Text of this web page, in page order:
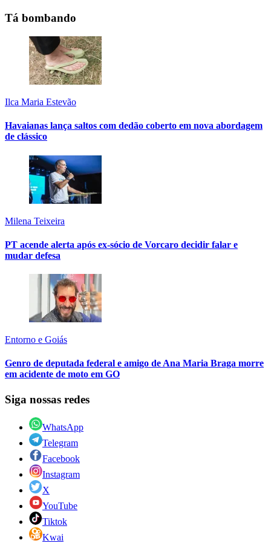
Tá bombando
Ilca Maria Estevão
Havaianas lança saltos com dedão coberto em nova abordagem
de clássico
Milena Teixeira
PT acende alerta após ex-sócio de Vorcaro decidir falar e
mudar defesa
Entorno e Goiás
Genro de deputada federal e amigo de Ana Maria Braga morre
em acidente de moto em GO
Siga nossas redes
WhatsApp
Telegram
Facebook
Instagram
X
YouTube
Tiktok
Kwai